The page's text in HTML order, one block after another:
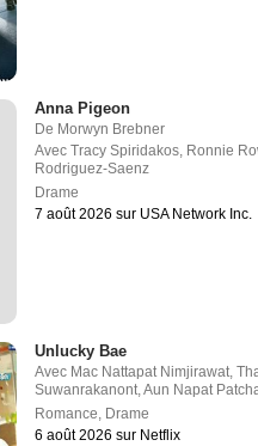
Anna Pigeon
De Morwyn Brebner
AvecTracy Spiridakos, Ronnie
Rodriguez-Saenz
Drame
7 août 2026 sur USA Network Inc.
Unlucky Bae
Avec Mac Nattapat Nimjirawat,
Suwanrakanont,Aun Napat
Romance, Drame
6 août 2026 sur Netflix